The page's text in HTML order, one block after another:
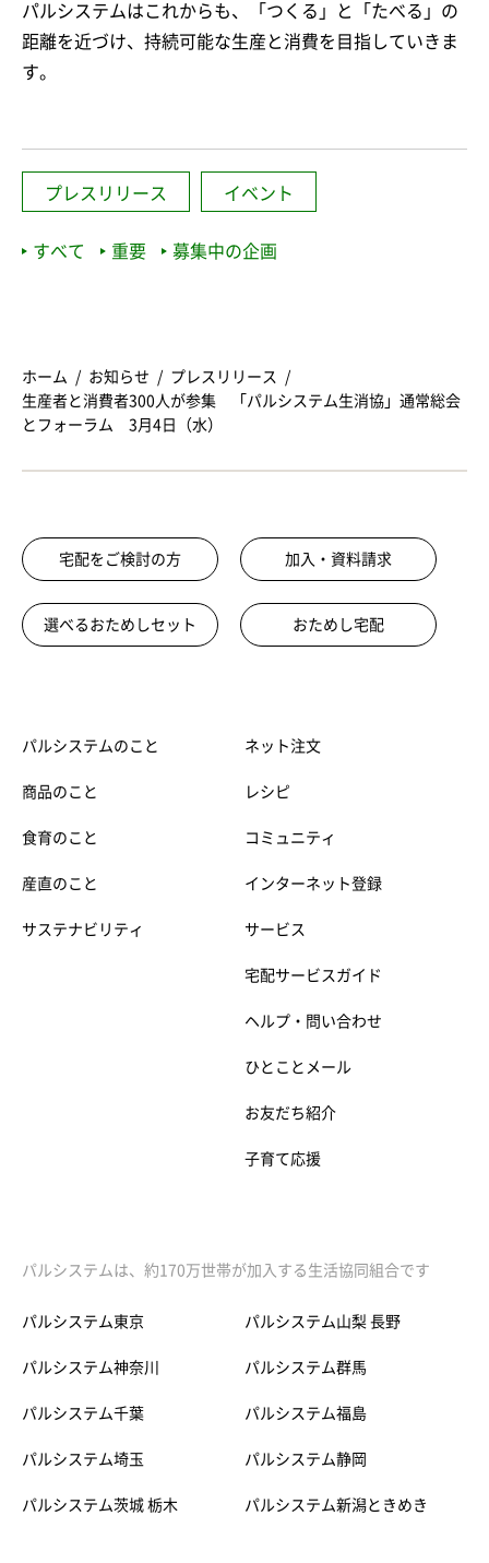
パルシステムはこれからも、「つくる」と「たべる」の
距離を近づけ、持続可能な生産と消費を目指していきま
す。
プレスリリース イベント
すべて 重要 募集中の企画
ホーム お知らせ
プレスリリース
生産者と消費者300人が参集 「パルシステム生消協」通常総会
とフォーラム 3月4日（水）
宅配をご検討の方 加入・資料請求
選べるおためしセット おためし宅配
パルシステムのこと
商品のこと
食育のこと
産直のこと
サステナビリティ
ネット注文
レシピ
コミュニティ
インターネット登録
サービス
宅配サービスガイド
ヘルプ・問い合わせ
ひとことメール
お友だち紹介
子育て応援
パルシステムは、約170万世帯が加入する生活協同組合です
パルシステム東京
パルシステム神奈川
パルシステム千葉
パルシステム埼玉
パルシステム茨城 栃木
パルシステム山梨 長野
パルシステム群馬
パルシステム福島
パルシステム静岡
パルシステム新潟ときめき